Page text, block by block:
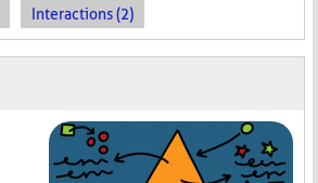
Interactions (2)